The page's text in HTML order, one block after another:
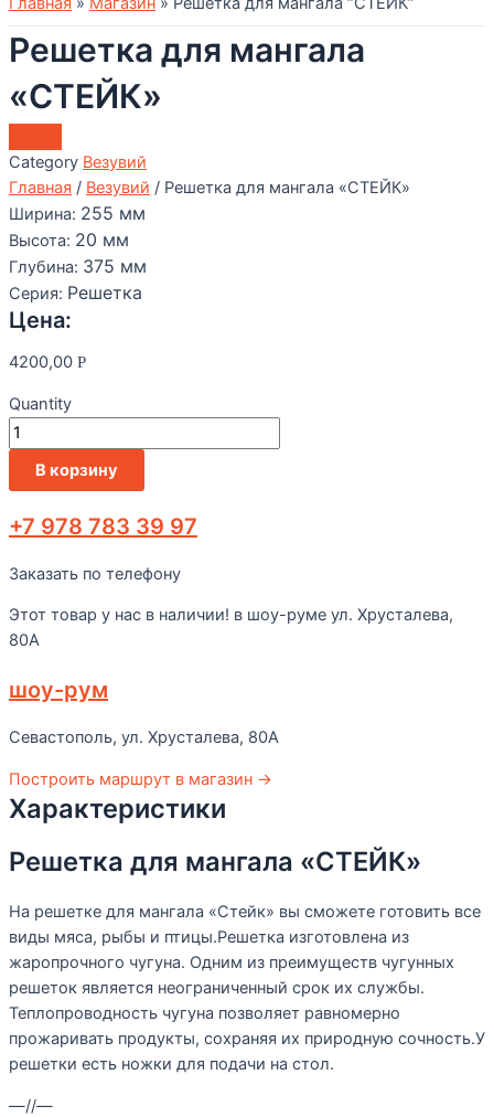
Решетка для мангала
«СТЕЙК»
Category Везувий
Главная / Везувий / Решетка для мангала «СТЕЙК»
Ширина: 255 мм
Высота: 20 мм
Глубина: 375 мм
Серия: Решетка
Цена:
4200,00 Р
Quantity
Количество
товара
Решетка
мангала
В корзину
+7 978 783 39 97
Заказать по телефону
Этот товар у нас в наличии! в шоу-руме ул. Хрусталева,
80А
шоу-рум
Севастополь, ул. Хрусталева, 80А
Построить маршрут в магазин →
Характеристики
Решетка для мангала «СТЕЙК»
На решетке для мангала «Стейк» вы сможете готовить все
виды мяса, рыбы и птицы.Решетка изготовлена из
жаропрочного чугуна. Одним из преимуществ чугунных
решеток является неограниченный срок их службы.
Теплопроводность чугуна позволяет равномерно
прожаривать продукты, сохраняя их природную сочность.У
решетки есть ножки для подачи на стол.
—//—